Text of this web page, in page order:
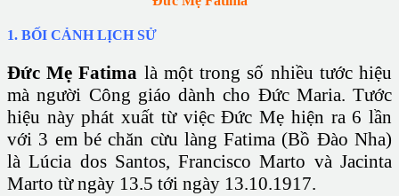
1. BỐI CẢNH LỊCH SỬ
Đức Mẹ Fatima là một trong số nhiều tước hiệu
mà người Công giáo dành cho Đức Maria. Tước
hiệu này phát xuất từ việc Đức Mẹ hiện ra 6 lần
với 3 em bé chăn cừu làng Fatima (Bồ Đào Nha)
làLúcia dos Santos,Francisco Marto vàJacinta
Marto từ ngày 13.5 tới ngày 13.10.1917.